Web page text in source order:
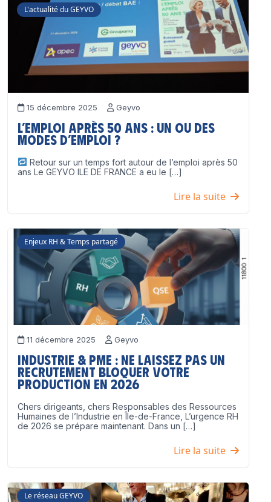
L'actualité du GEYVO
15 décembre 2025 Geyvo
L’emploi après 50 ans : un ou des
modes d’emploi ?
Retour sur un temps fort autour de l’emploi après 50
ans Le GEYVO ILE DE FRANCE a eu le […]
Lire la suite
Enjeux RH & Temps partagé
11 décembre 2025 Geyvo
Industrie & PME : ne laissez pas un
recrutement bloquer votre
production en 2026
Chers dirigeants, chers Responsables des Ressources
Humaines de l’Industrie en Île-de-France, L’urgence RH
de 2026 se prépare maintenant. Dans un […]
Lire la suite
Le réseau GEYVO